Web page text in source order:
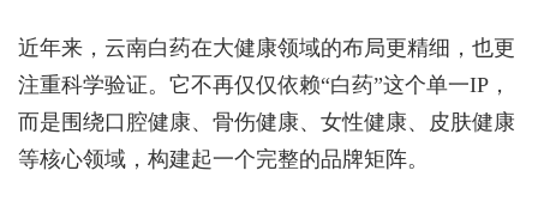
近年来，云南白药在大健康领域的布局更精细，也更
注重科学验证。它不再仅仅依赖“白药”这个单一IP，
而是围绕口腔健康、骨伤健康、女性健康、皮肤健康
等核心领域，构建起一个完整的品牌矩阵。